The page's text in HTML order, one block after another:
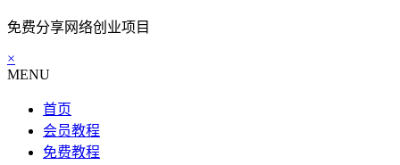
免费分享网络创业项目
×
MENU
首页
会员教程
免费教程